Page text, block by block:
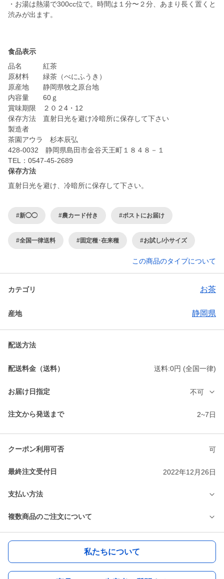
・お湯は熱湯で300cc位で。時間は１分〜２分、あまり長く置くと
渋みが出ます。
食品表示
品名 紅茶
原材料 緑茶（べにふうき）
原産地 静岡県牧之原台地
内容量 60ｇ
賞味期限 ２０２4・12
保存方法 直射日光を避け冷暗所に保存して下さい
製造者
茶園アウラ 杉本辰弘
428-0032 静岡県島田市金谷天王町１８４８－１
保存方法
直射日光を避け、冷暗所に保存して下さい。
#新◯◯ #農カード付き #ポストにお届け
#全国一律送料 #固定種･在来種 #お試し/小サイズ
この商品のタイプについて
カテゴリ お茶
産地 静岡県
配送方法
配送料金（送料） 送料:0円 (全国一律)
お届け日指定 不可
注文から発送まで 2~7日
クーポン利用可否 可
最終注文受付日 2022年12月26日
支払い方法
複数商品のご注文について
私たちについて